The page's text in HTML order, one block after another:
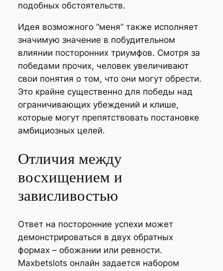
подобных обстоятельств.
Идея возможного “меня” также исполняет
значимую значение в побудительном
влиянии посторонних триумфов. Смотря за
победами прочих, человек увеличивают
свои понятия о том, что они могут обрести.
Это крайне существенно для победы над
ограничивающих убеждений и клише,
которые могут препятствовать постановке
амбициозных целей.
Отличия между
восхищением и
зависливостью
Ответ на посторонние успехи может
демонстрироваться в двух обратных
формах – обожании или ревности.
Maxbetslots онлайн задается набором